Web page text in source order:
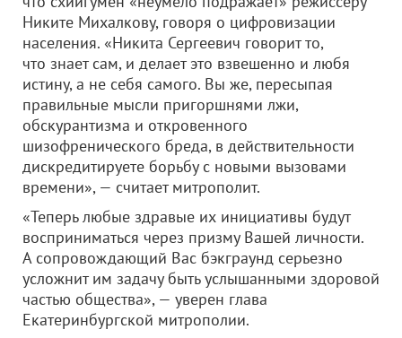
Никите Михалкову, говоря о цифровизации
населения. «Никита Сергеевич говорит то,
что знает сам, и делает это взвешенно и любя
истину, а не себя самого. Вы же, пересыпая
правильные мысли пригоршнями лжи,
обскурантизма и откровенного
шизофренического бреда, в действительности
дискредитируете борьбу с новыми вызовами
времени», — считает митрополит.
«Теперь любые здравые их инициативы будут
восприниматься через призму Вашей личности.
А сопровождающий Вас бэкграунд серьезно
усложнит им задачу быть услышанными здоровой
частью общества», — уверен глава
Екатеринбургской митрополии.